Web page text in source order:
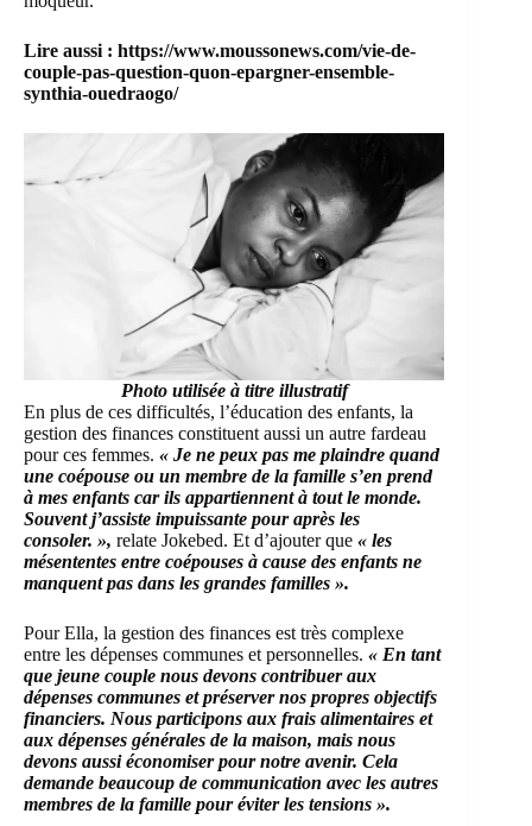
Lire aussi : https://www.moussonews.com/vie-de-
couple-pas-question-quon-epargner-ensemble-
synthia-ouedraogo/
Photo utilisée à titre illustratif
En plus de ces difficultés, l’éducation des enfants, la
gestion des finances constituent aussi un autre fardeau
pour ces femmes. « Je ne peux pas me plaindre quand
une coépouse ou un membre de la famille s’en prend
à mes enfants car ils appartiennent à tout le monde.
Souvent j’assiste impuissante pour après les
consoler. », relate Jokebed. Et d’ajouter que « les
mésententes entre coépouses à cause des enfants ne
manquent pas dans les grandes familles ».
Pour Ella, la gestion des finances est très complexe
entre les dépenses communes et personnelles. « En tant
que jeune couple nous devons contribuer aux
dépenses communes et préserver nos propres objectifs
financiers. Nous participons aux frais alimentaires et
aux dépenses générales de la maison, mais nous
devons aussi économiser pour notre avenir. Cela
demande beaucoup de communication avec les autres
membres de la famille pour éviter les tensions ».